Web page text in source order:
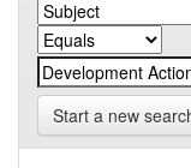
Start a new